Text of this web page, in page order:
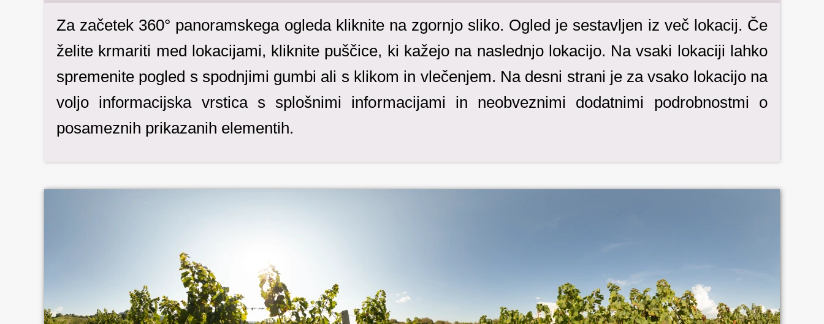
Za začetek 360° panoramskega ogleda kliknite na zgornjo sliko. Ogled je sestavljen iz več lokacij. Če
želite krmariti med lokacijami, kliknite puščice, ki kažejo na naslednjo lokacijo. Na vsaki lokaciji lahko
spremenite pogled s spodnjimi gumbi ali s klikom in vlečenjem. Na desni strani je za vsako lokacijo na
voljo informacijska vrstica s splošnimi informacijami in neobveznimi dodatnimi podrobnostmi o
posameznih prikazanih elementih.